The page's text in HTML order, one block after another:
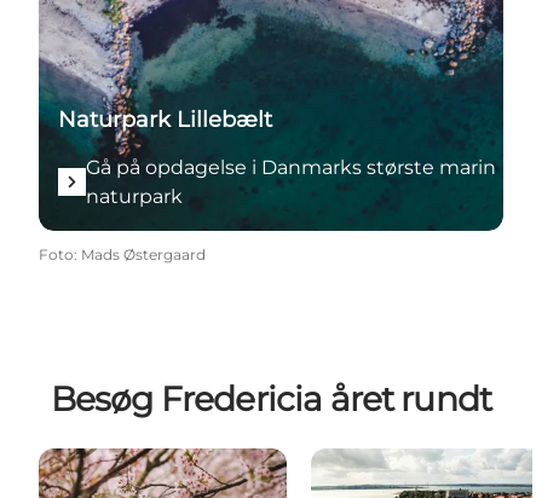
Naturpark Lillebælt
Gå på opdagelse i Danmarks største marin
naturpark
Foto: Mads Østergaard
Besøg Fredericia året rundt